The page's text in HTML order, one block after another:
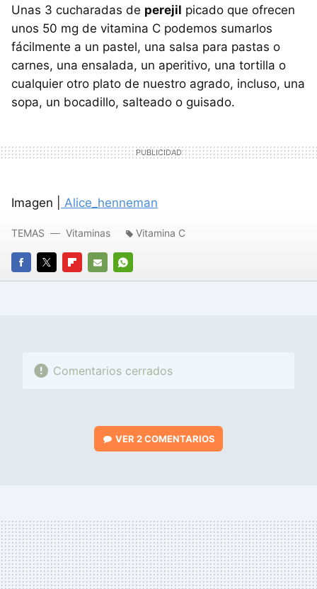
Unas 3 cucharadas de perejil picado que ofrecen
unos 50 mg de vitamina C podemos sumarlos
fácilmente a un pastel, una salsa para pastas o
carnes, una ensalada, un aperitivo, una tortilla o
cualquier otro plato de nuestro agrado, incluso, una
sopa, un bocadillo, salteado o guisado.
Imagen | Alice_henneman
FACEBOOK
TWITTERFLIPBOARD
E-
WHATSAPP
TEMAS Vitaminas Vitamina C
Comentarios cerrados
VER2 COMENTARIOS